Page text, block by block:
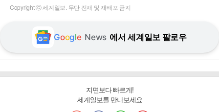
Copyright ⓒ 세계일보. 무단 전재 및 재배포 금지
Google News 에서 세계일보 팔로우
지면보다 빠르게!
세계일보를 만나보세요